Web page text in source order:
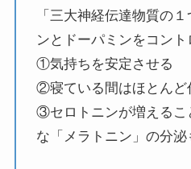
「三大神経伝達物質の
ンとドーパミンをコント
①気持ちを安定させる
②寝ている間はほとんど
③セロトニンが増えるこ
な「メラトニン」の分泌